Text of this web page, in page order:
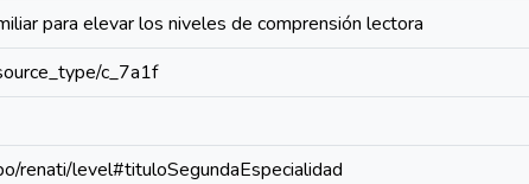
para elevar los niveles de comprensión lectora
c_7a1f
renati/level#tituloSegundaEspecialidad